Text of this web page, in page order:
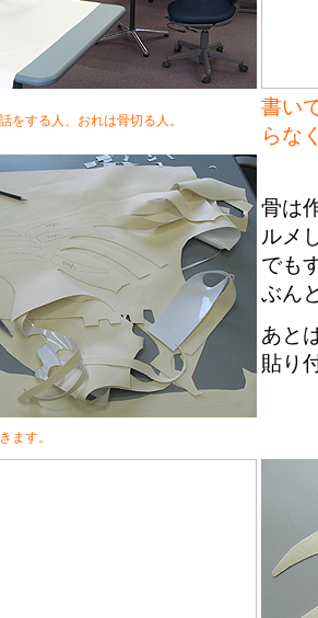
をする人、おれは骨切る人。
書い
らな
骨は
ルメ
でも
ぶん
あと
貼り
ます。